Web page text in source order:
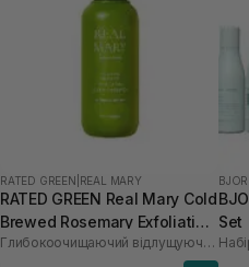
RATED GREEN REAL MARY
RATED GREEN Real Mary Cold
Brewed Rosemary Exfoliating
Scalp Shampoo 100 мл
Глибокоочищаючий відлущуючий шампунь з соком розмарину
Set